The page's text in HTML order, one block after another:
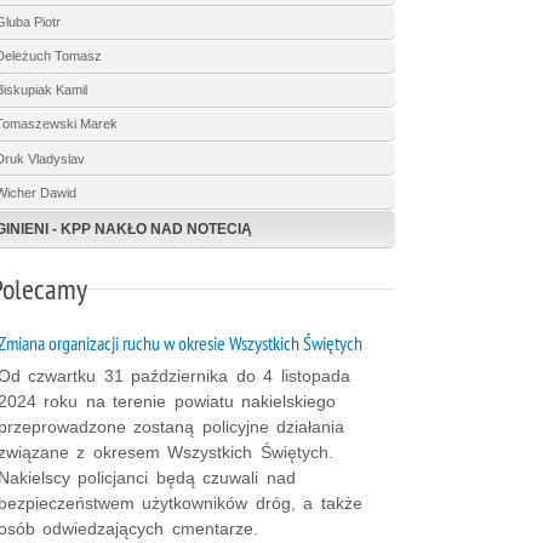
Piotr
Tomasz
Kamil
Marek
Vladyslav
Dawid
- KPP NAKŁO NAD NOTECIĄ
organizacji ruchu w okresie Wszystkich Świętych
czwartku 31 października do 4 listopada
roku na terenie powiatu nakielskiego
zostaną policyjne działania
z okresem Wszystkich Świętych.
policjanci będą czuwali nad
użytkowników dróg, a także
odwiedzających cmentarze.